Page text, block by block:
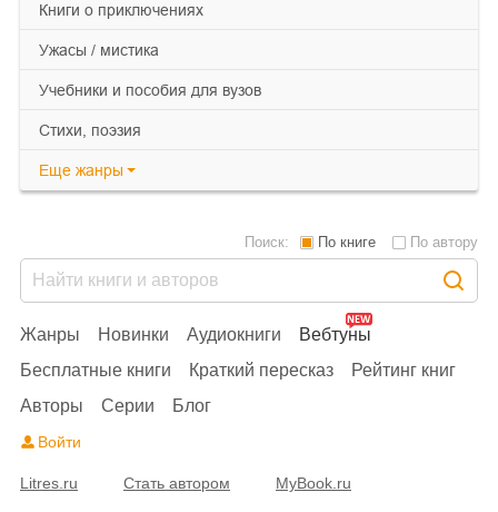
книги о приключениях
ужасы / мистика
учебники и пособия для вузов
cтихи, поэзия
Еще жанры
Жанры Новинки Аудиокниги
Вебтуны
Бесплатные книги
Краткий пересказ
Рейтинг книг
Авторы
Серии Блог
Поиск: По книге По автору
Войти
Litres.ru Стать автором
MyBook.ru